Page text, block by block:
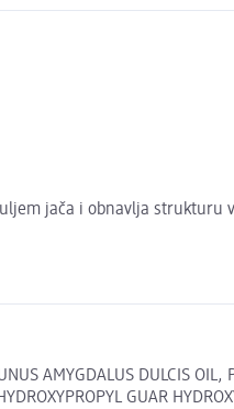
jača i obnavlja strukturu
AMYGDALUS DULCIS
GUAR